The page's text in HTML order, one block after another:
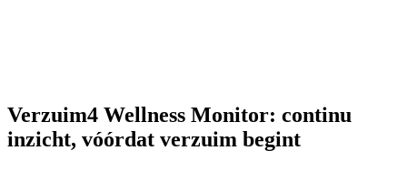
Verzuim4 Wellness Monitor: continu
inzicht, vóórdat verzuim begint